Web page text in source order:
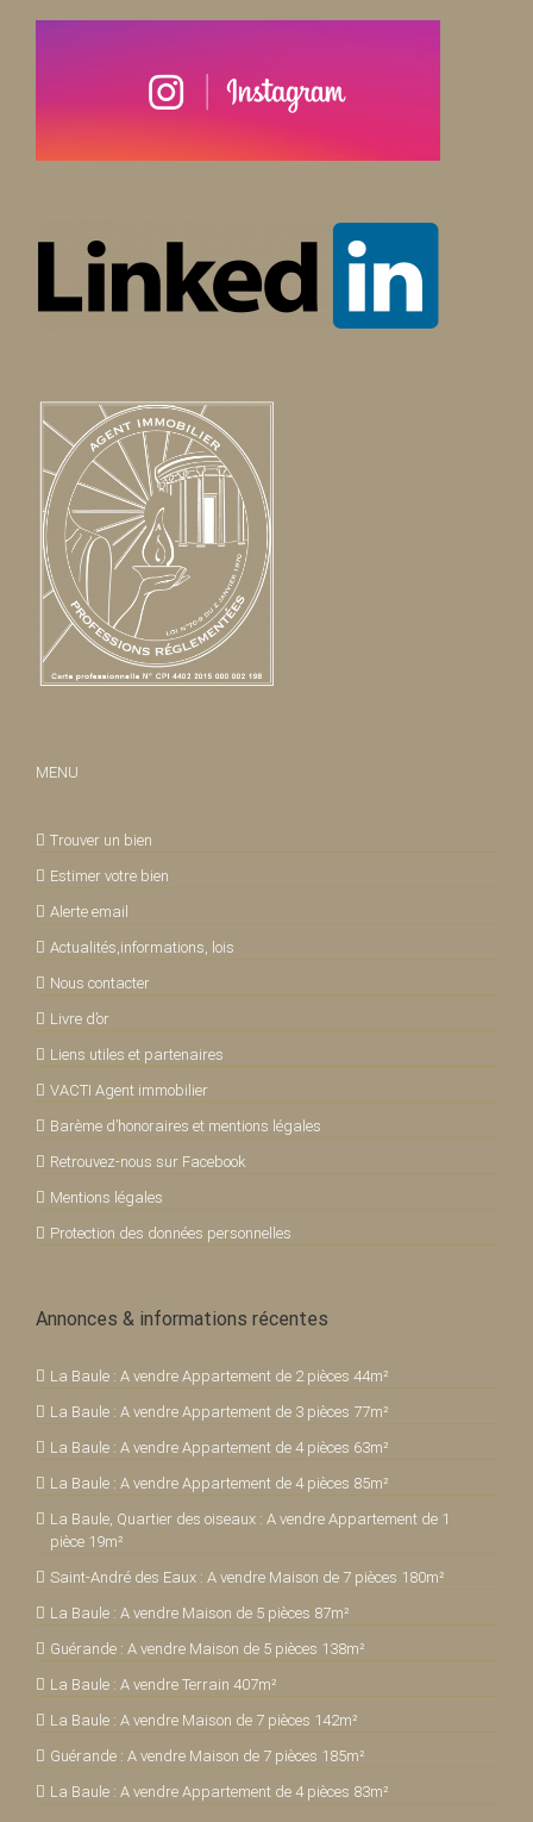
MENU
Trouver un bien
Estimer votre bien
Alerte email
Actualités,informations, lois
Nous contacter
Livre d’or
Liens utiles et partenaires
VACTI Agent immobilier
Barème d’honoraires et mentions légales
Retrouvez-nous sur Facebook
Mentions légales
Protection des données personnelles
Annonces & informations récentes
La Baule : A vendre Appartement de 2 pièces 44m²
La Baule : A vendre Appartement de 3 pièces 77m²
La Baule : A vendre Appartement de 4 pièces 63m²
La Baule : A vendre Appartement de 4 pièces 85m²
La Baule, Quartier des oiseaux : A vendre Appartement de 1
pièce 19m²
Saint-André des Eaux : A vendre Maison de 7 pièces 180m²
La Baule : A vendre Maison de 5 pièces 87m²
Guérande : A vendre Maison de 5 pièces 138m²
La Baule : A vendre Terrain 407m²
La Baule : A vendre Maison de 7 pièces 142m²
Guérande : A vendre Maison de 7 pièces 185m²
La Baule : A vendre Appartement de 4 pièces 83m²